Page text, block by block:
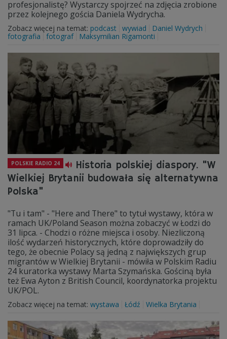
profesjonalistę? Wystarczy spojrzeć na zdjęcia zrobione
przez kolejnego gościa Daniela Wydrycha.
Zobacz więcej na temat: podcast wywiad
Daniel Wydrych
fotografia
fotograf Maksymilian Rigamonti
POLSKIE RADIO 24
Historia polskiej diaspory. "W
Wielkiej Brytanii budowała się alternatywna
Polska"
"Tu i tam" - "Here and There" to tytuł wystawy, która w
ramach UK/Poland Season można zobaczyć w Łodzi do
31 lipca. - Chodzi o różne miejsca i osoby. Niezliczoną
ilość wydarzeń historycznych, które doprowadziły do
tego, że obecnie Polacy są jedną z największych grup
migrantów w Wielkiej Brytanii - mówiła w Polskim Radiu
24 kuratorka wystawy Marta Szymańska. Gościną była
też Ewa Ayton z British Council, koordynatorka projektu
UK/POL.
Zobacz więcej na temat: wystawa Łódź Wielka Brytania